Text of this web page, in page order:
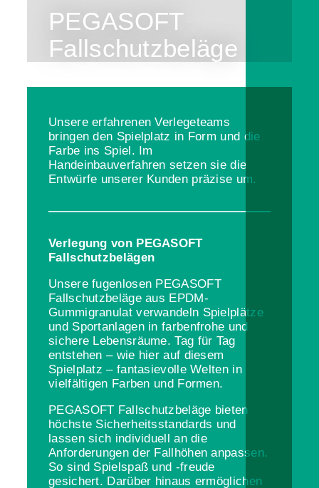
PEGASOFT
Fallschutzbeläge
Unsere erfahrenen Verlegeteams
bringen den Spielplatz in Form und die
Farbe ins Spiel. Im
Handeinbauverfahren setzen sie die
Entwürfe unserer Kunden präzise um.
Verlegung von PEGASOFT
Fallschutzbelägen
Unsere fugenlosen PEGASOFT
Fallschutzbeläge aus EPDM-
Gummigranulat verwandeln Spielplätze
und Sportanlagen in farbenfrohe und
sichere Lebensräume. Tag für Tag
entstehen – wie hier auf diesem
Spielplatz – fantasievolle Welten in
vielfältigen Farben und Formen.
PEGASOFT Fallschutzbeläge bieten
höchste Sicherheitsstandards und
lassen sich individuell an die
Anforderungen der Fallhöhen anpassen.
So sind Spielspaß und -freude
gesichert. Darüber hinaus ermöglichen